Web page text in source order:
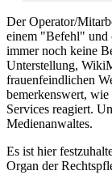
Der Operator/
einem "Befehl" und
immer noch keine
Unterstellung,
frauen­feindlichen
bemerkenswert,
Services reagiert.
Medienanwaltes.
Es ist hier
Organ der